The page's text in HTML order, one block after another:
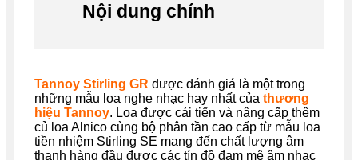
Nội dung chính
Tannoy Stirling GR được đánh giá là một trong
những mẫu loa nghe nhạc hay nhất của thương
hiệu Tannoy. Loa được cải tiến và nâng cấp thêm
củ loa Alnico cùng bộ phân tần cao cấp từ mẫu loa
tiền nhiệm Stirling SE mang đến chất lượng âm
thanh hàng đầu được các tín đồ đam mê âm nhạc